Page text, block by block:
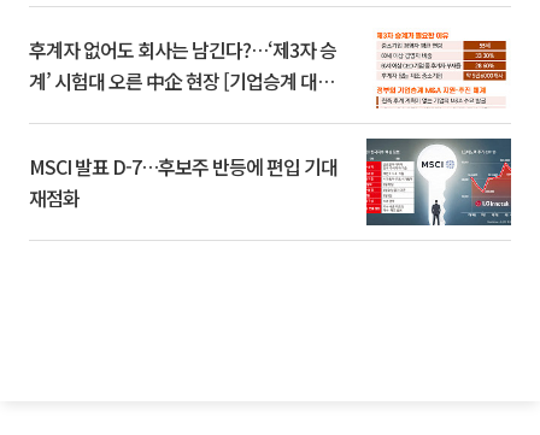
후계자 없어도 회사는 남긴다?…‘제3자 승
계’ 시험대 오른 中企 현장 [기업승계 대전
MSCI 발표 D-7…후보주 반등에 편입 기대
재점화